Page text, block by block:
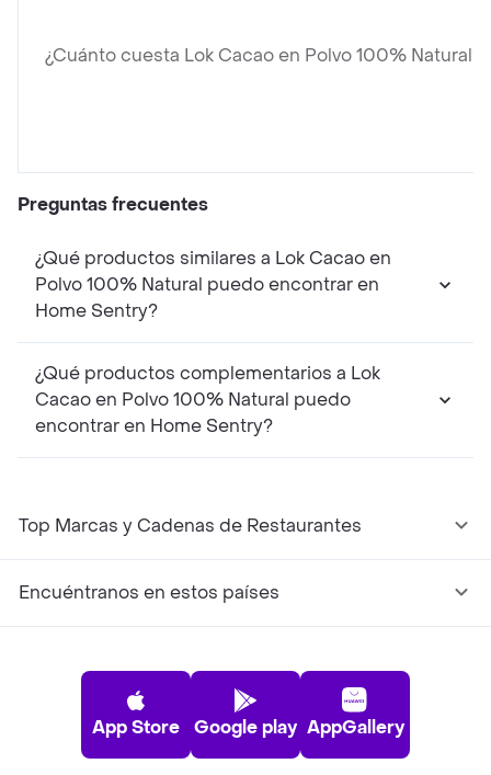
¿Cuánto cuesta Lok Cacao en Polvo 100% Natural?
Preguntas frecuentes
¿Qué productos similares a Lok Cacao en
Polvo 100% Natural puedo encontrar en
Home Sentry?
¿Qué productos complementarios a Lok
Cacao en Polvo 100% Natural puedo
encontrar en Home Sentry?
Top Marcas y Cadenas de Restaurantes
Encuéntranos en estos países
App Store Google play AppGallery